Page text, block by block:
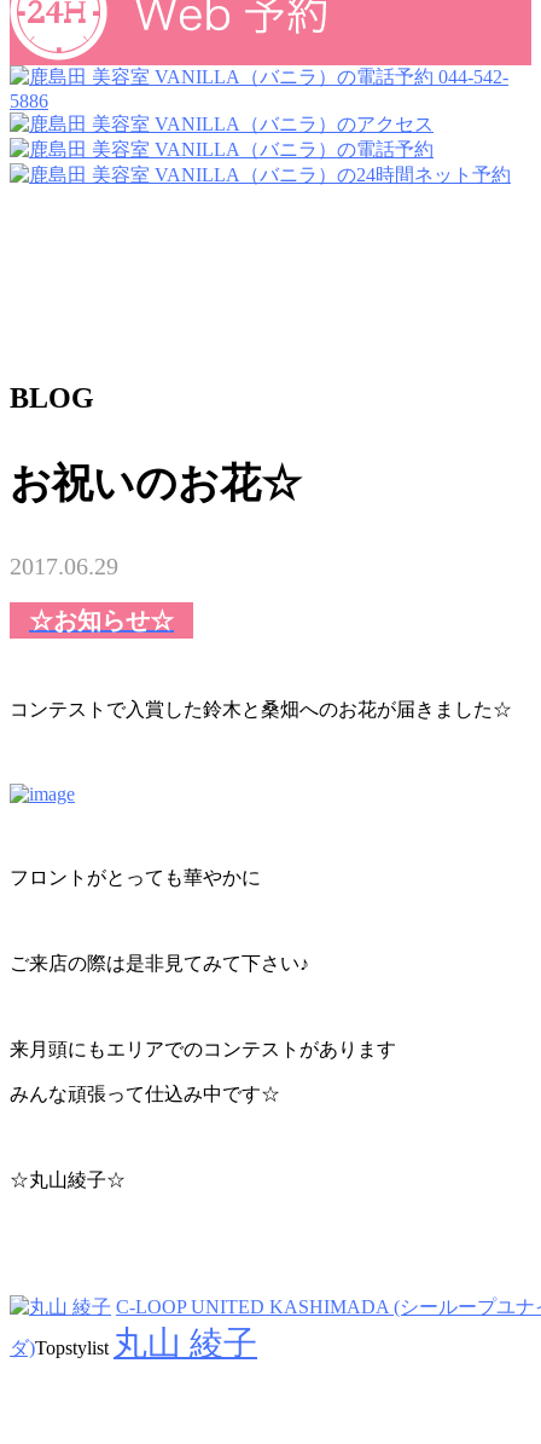
044-542-
5886
BLOG
お祝いのお花☆
2017.06.29
☆お知らせ☆
コンテストで入賞した鈴木と桑畑へのお花が届きました☆
フロントがとっても華やかに
ご来店の際は是非見てみて下さい♪
来月頭にもエリアでのコンテストがあります
みんな頑張って仕込み中です☆
☆丸山綾子☆
C-LOOP UNITED KASHIMADA (シーループユナ
ダ)Topstylist 丸山 綾子